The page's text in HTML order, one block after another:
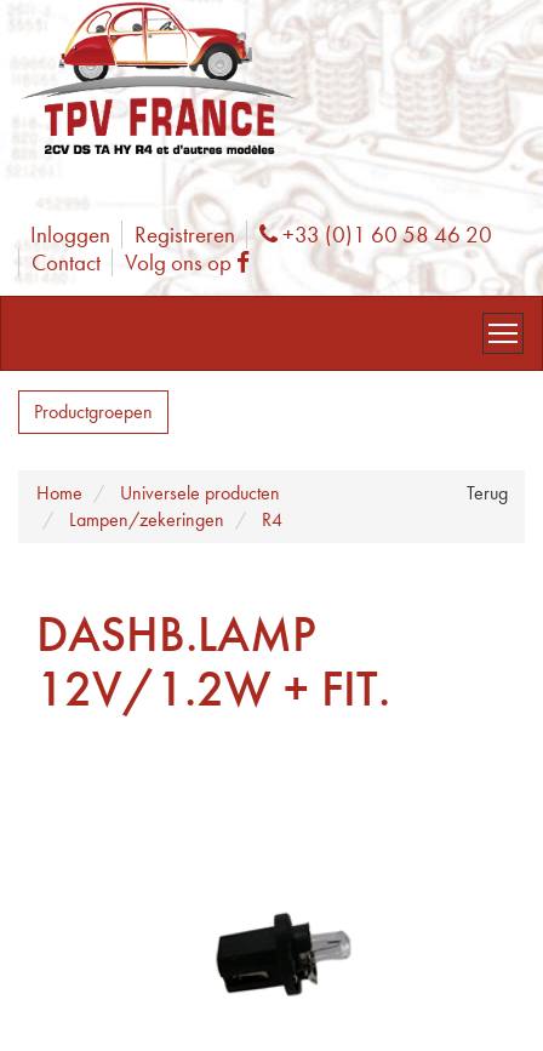
Inloggen Registreren Phone
+33 (0)1 60 58 46 20
Contact
Volg ons op Facebook
Productgroepen
Terug
Home
Universele producten
Lampen/zekeringen
R4
DASHB.LAMP
12V/1.2W + FIT.